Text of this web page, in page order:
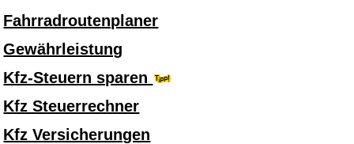
Fahrradroutenplaner
Gewährleistung
Kfz-Steuern sparen
Kfz Steuerrechner
Kfz Versicherungen